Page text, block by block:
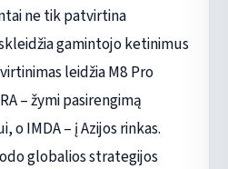
ne tik patvirtina
gamintojo ketinimus
leidžia M8 Pro
– žymi pasirengimą
IMDA – į Azijos rinkas.
globalios strategijos